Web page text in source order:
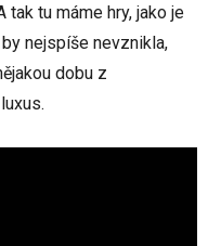
tak tu máme hry, jako je
nejspíše nevznikla,
dobu z